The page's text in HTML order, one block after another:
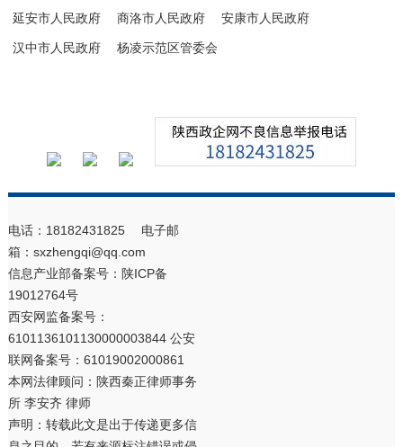
延安市人民政府 商洛市人民政府 安康市人民政府
汉中市人民政府 杨凌示范区管委会
电话：18182431825 电子邮
箱：sxzhengqi@qq.com
信息产业部备案号： 陕ICP备
19012764号
西安网监备案号：
6101136101130000003844 公安
联网备案号：61019002000861
本网法律顾问：陕西秦正律师事务
所 李安齐 律师
声明：转载此文是出于传递更多信